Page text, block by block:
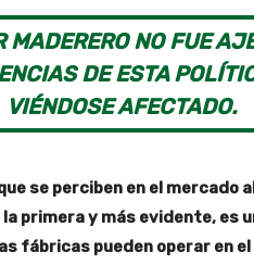
MADERERO NO FUE
DE ESTA
VIÉNDOSE AFECTADO.
se perciben en el mercado
primera y más evidente, es
fábricas pueden operar en